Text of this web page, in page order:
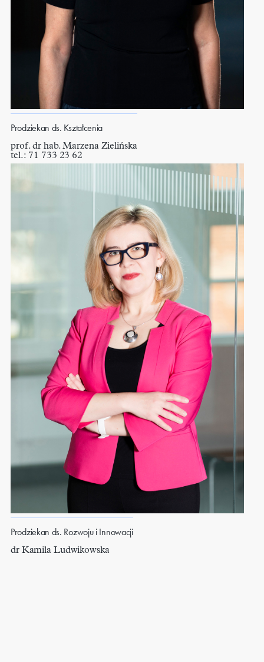
Prodziekan ds. Kształcenia
prof. dr hab. Marzena Zielińska
tel.: 71 733 23 62
Prodziekan ds. Rozwoju i Innowacji
dr Kamila Ludwikowska